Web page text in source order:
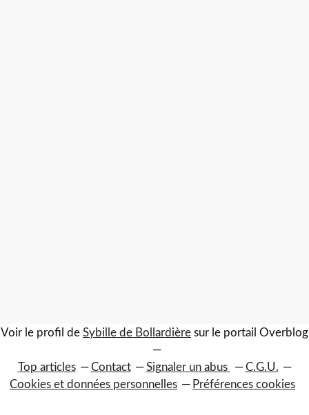
Voir le profil de Sybille de Bollardière sur le portail Overblog
Top articles Contact Signaler un abus
C.G.U.
Cookies et données personnelles
Préférences cookies